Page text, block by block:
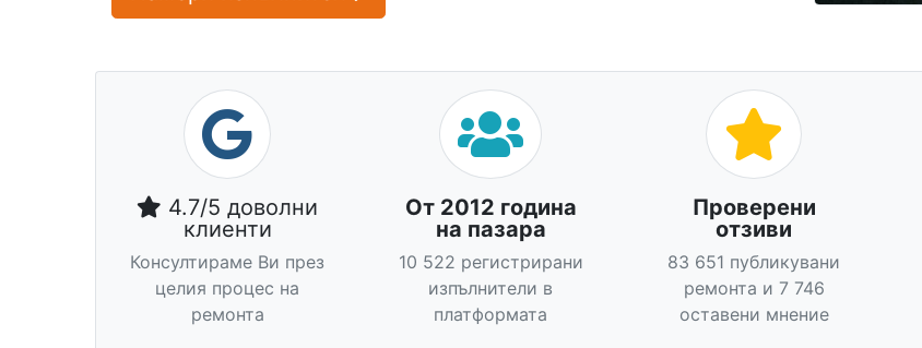
4.7/5 доволни
клиенти
Консултираме Ви през
целия процес на
ремонта
От 2012 година
на пазара
10 522 регистрирани
изпълнители в
платформата
Проверени
отзиви
83 651 публикувани
ремонта и 7 746
оставени мнение